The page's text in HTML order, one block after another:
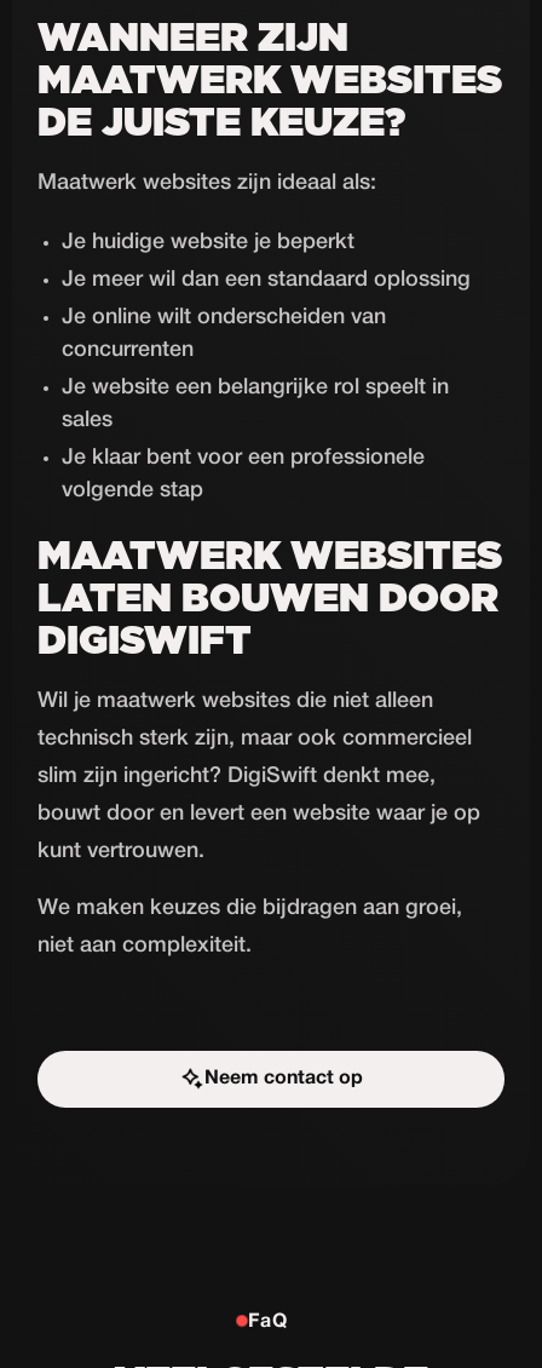
WANNEER ZIJN
MAATWERK WEBSITES
DE JUISTE KEUZE?
Maatwerk websites zijn ideaal als:
Je huidige website je beperkt
Je meer wil dan een standaard oplossing
Je online wilt onderscheiden van
concurrenten
Je website een belangrijke rol speelt in
sales
Je klaar bent voor een professionele
volgende stap
MAATWERK WEBSITES
LATEN BOUWEN DOOR
DIGISWIFT
Wil je maatwerk websites die niet alleen
technisch sterk zijn, maar ook commercieel
slim zijn ingericht? DigiSwift denkt mee,
bouwt door en levert een website waar je op
kunt vertrouwen.
We maken keuzes die bijdragen aan groei,
niet aan complexiteit.
Neem contact op
Start de uitdaging
FaQ